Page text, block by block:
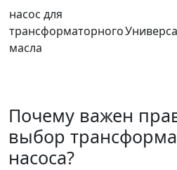
насос для
трансформаторного
масла
Почему важен
выбор
насоса?